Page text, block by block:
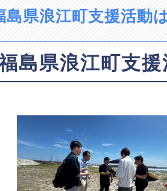
島県浪江町支援活動
島県浪江町支